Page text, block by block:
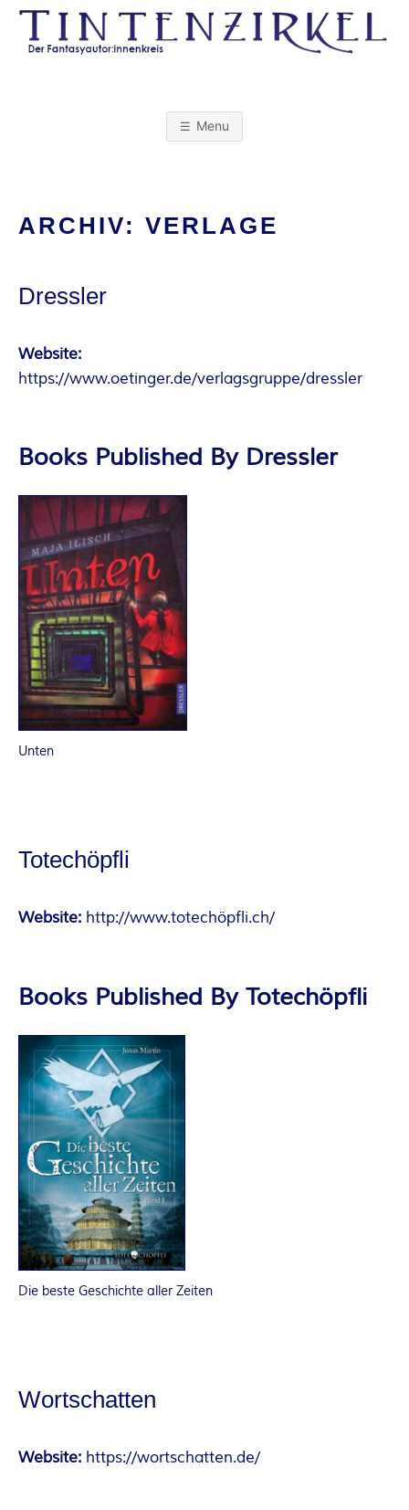
Skip
content
T
N
Z
I
R
K
E
L
–
D
E
R
A
N
T
S
Y
A
U
T
O
R
N
N
Menu
ARCHIV: VERLAGE
Dressler
Website:
https://www.oetinger.de/verlagsgruppe/dressler
Books Published By Dressler
Unten
Totechöpfli
Website: http://www.totechöpfli.ch/
Books Published By Totechöpfli
Die beste Geschichte aller Zeiten
Wortschatten
Website: https://wortschatten.de/